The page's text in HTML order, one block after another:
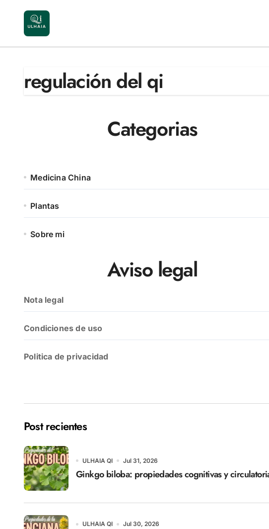
contenido
regulación del qi
Categorias
Medicina China
Plantas
Sobre mi
Aviso legal
Nota legal
Condiciones de uso
Politica de privacidad
Post recientes
ULHAIA QI Jul 31, 2026
Ginkgo biloba: propiedades cognitivas y
ULHAIA QI Jul 30, 2026